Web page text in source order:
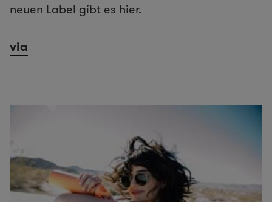
neuen Label gibt es hier.
via